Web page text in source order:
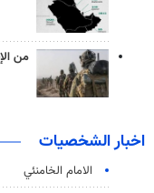
من
اخبار الشخصيات
الامام الخامنئي